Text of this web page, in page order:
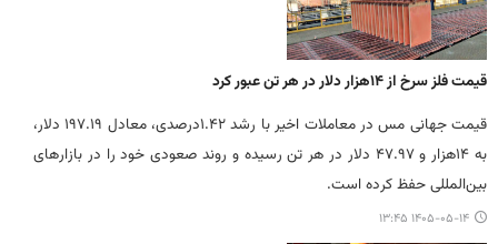
قیمت فلز سرخ از ۱۴هزار دلار در هر تن عبور کرد
قیمت جهانی مس در معاملات اخیر با رشد ۱.۴۲درصدی، معادل ۱۹۷.۱۹ دلار،
به ۱۴هزار و ۴۷.۹۷ دلار در هر تن رسیده و روند صعودی خود را در بازارهای
بین‌المللی حفظ کرده است.
۱۴۰۵-۰۵-۱۴ ۱۳:۴۵